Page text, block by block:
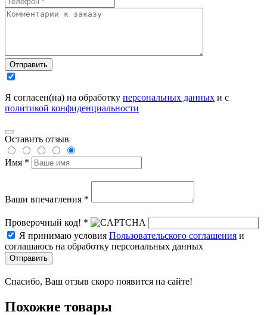
Отправить
Я согласен(на) на обработку персональных данных и с
политикой конфиденциальности
Оставить отзыв
Имя *
Ваши впечатления *
Проверочный код! *
Я принимаю условия Пользовательского соглашения и
соглашаюсь на обработку персональных данных
Отправить
Спасибо, Ваш отзыв скоро появится на сайте!
Похожие товары